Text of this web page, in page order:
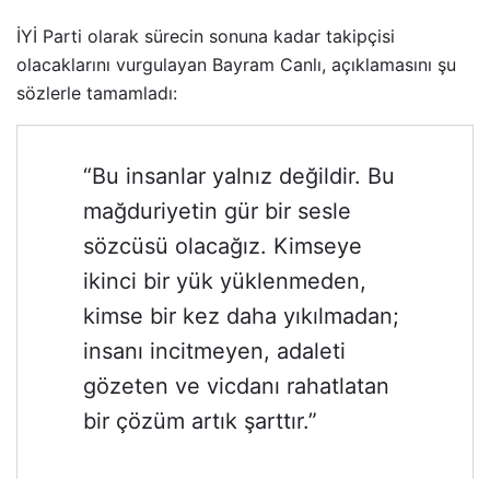
İYİ Parti olarak sürecin sonuna kadar takipçisi
olacaklarını vurgulayan Bayram Canlı, açıklamasını şu
sözlerle tamamladı:
“Bu insanlar yalnız değildir. Bu
mağduriyetin gür bir sesle
sözcüsü olacağız. Kimseye
ikinci bir yük yüklenmeden,
kimse bir kez daha yıkılmadan;
insanı incitmeyen, adaleti
gözeten ve vicdanı rahatlatan
bir çözüm artık şarttır.”